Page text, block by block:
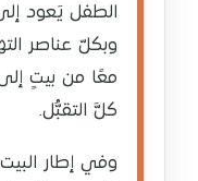
الطفل يَعود
وبكلّ عناصر
معًا من بيتٍ
كلَّ التقبُّل.
وفي إطار